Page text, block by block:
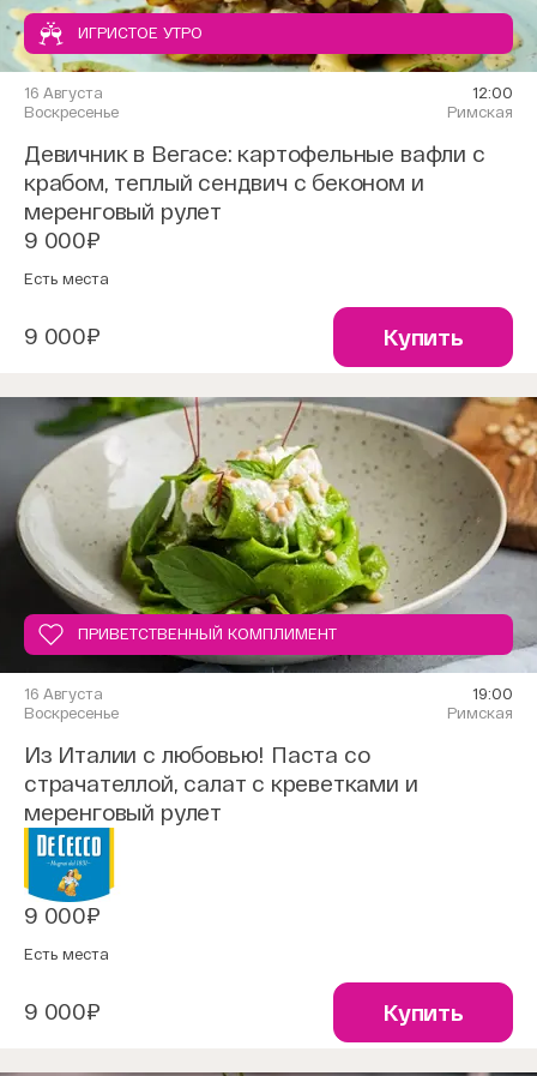
ИГРИСТОЕ УТРО
16 Августа
Воскресенье
12:00
Римская
Девичник в Вегасе: картофельные вафли с
крабом, теплый сендвич с беконом и
меренговый рулет
9 000₽
Есть места
9 000₽ Купить
ПРИВЕТСТВЕННЫЙ КОМПЛИМЕНТ
16 Августа
Воскресенье
19:00
Римская
Из Италии с любовью! Паста со
страчателлой, салат с креветками и
меренговый рулет
9 000₽
Есть места
9 000₽ Купить